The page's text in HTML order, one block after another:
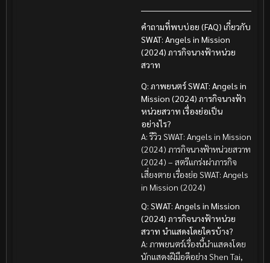
คำถามที่พบบ่อย (FAQ) เกี่ยวกับ
SWAT: Angels in Mission
(2024) ภารกิจนางฟ้าหน่วย
สวาท
Q: ภาพยนตร์ SWAT: Angels in
Mission (2024) ภารกิจนางฟ้า
หน่วยสวาท เรื่องย่อเป็น
อย่างไร?
A: รีวิว SWAT: Angels in Mission
(2024) ภารกิจนางฟ้าหน่วยสวาท
(2024) – สตรีแกร่งผ่าภารกิจ
เสี่ยงตาย เรื่องย่อ SWAT: Angels
in Mission (2024)
Q: SWAT: Angels in Mission
(2024) ภารกิจนางฟ้าหน่วย
สวาท นำแสดงโดยใครบ้าง?
A: ภาพยนตร์เรื่องนี้นำแสดงโดย
นักแสดงฝีมือดีอย่าง Shen Tai,